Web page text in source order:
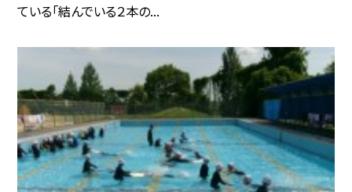
ている「結んでいる２本の...